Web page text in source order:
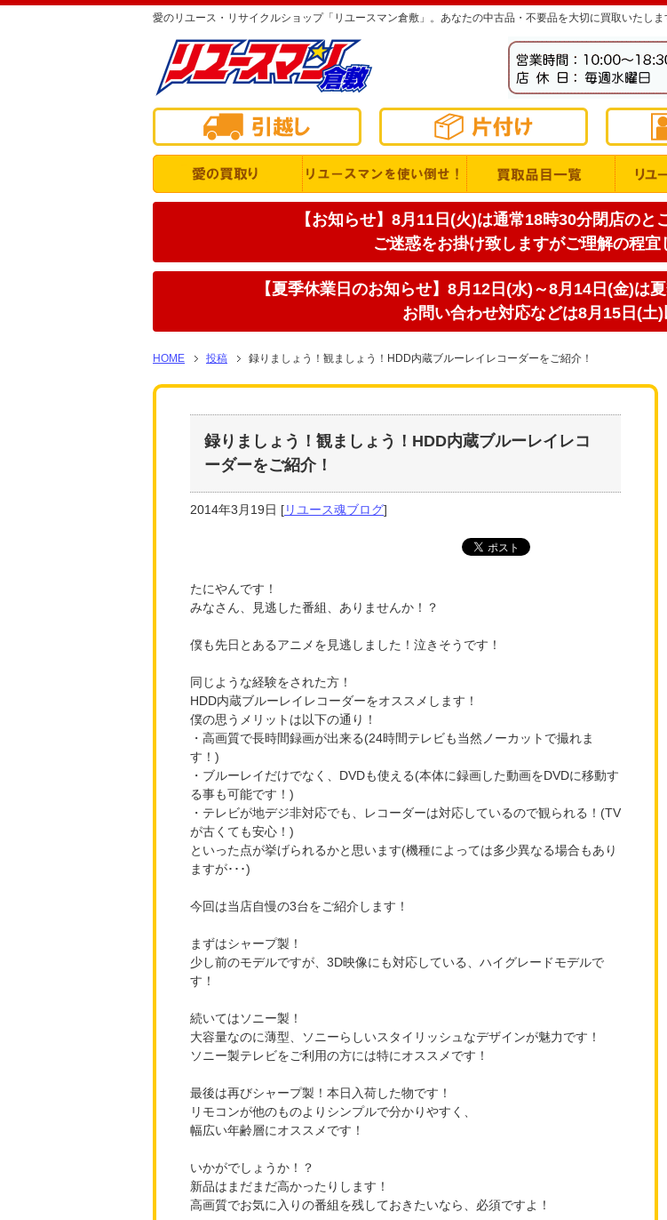
愛のリユース・リサイクルショップ「リユースマン倉敷」。あなたの中古品・不要品を大切に買取いたしま
【お知らせ】8月11日(火)は通常18時30分閉店のと
ご迷惑をお掛け致しますがご理解の程宜
【夏季休業日のお知らせ】8月12日(水)～8月14日(金)は
お問い合わせ対応などは8月15日(土)
HOME 投稿 録りましょう！観ましょう！HDD内蔵ブルーレイレコーダーをご紹介！
録りましょう！観ましょう！HDD内蔵ブルーレイレコ
ーダーをご紹介！
2014年3月19日 [リユース魂ブログ]
たにやんです！
みなさん、見逃した番組、ありませんか！？
僕も先日とあるアニメを見逃しました！泣きそうです！
同じような経験をされた方！
HDD内蔵ブルーレイレコーダーをオススメします！
僕の思うメリットは以下の通り！
・高画質で長時間録画が出来る(24時間テレビも当然ノーカットで撮れま
す！)
・ブルーレイだけでなく、DVDも使える(本体に録画した動画をDVDに移動す
る事も可能です！)
・テレビが地デジ非対応でも、レコーダーは対応しているので観られる！(TV
が古くても安心！)
といった点が挙げられるかと思います(機種によっては多少異なる場合もあり
ますが･･･)
今回は当店自慢の3台をご紹介します！
まずはシャープ製！
少し前のモデルですが、3D映像にも対応している、ハイグレードモデルで
す！
続いてはソニー製！
大容量なのに薄型、ソニーらしいスタイリッシュなデザインが魅力です！
ソニー製テレビをご利用の方には特にオススメです！
最後は再びシャープ製！本日入荷した物です！
リモコンが他のものよりシンプルで分かりやすく、
幅広い年齢層にオススメです！
いかがでしょうか！？
新品はまだまだ高かったりします！
高画質でお気に入りの番組を残しておきたいなら、必須ですよ！